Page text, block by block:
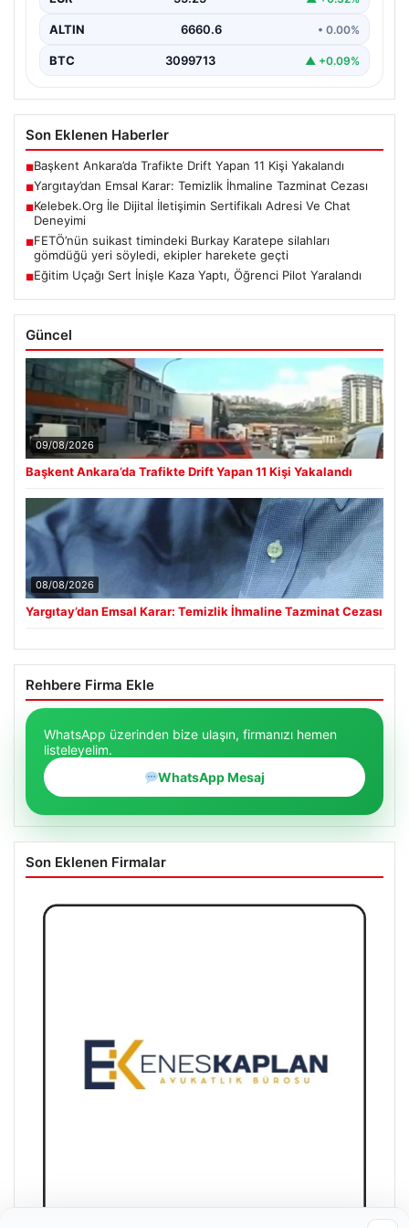
ALTIN 6660.6 • 0.00%
BTC 3099713 ▲ +0.09%
Son Eklenen Haberler
■Başkent Ankara’da Trafikte Drift Yapan 11 Kişi Yakalandı
■Yargıtay’dan Emsal Karar: Temizlik İhmaline Tazminat Cezası
■Kelebek.Org İle Dijital İletişimin Sertifikalı Adresi Ve Chat
Deneyimi
■FETÖ’nün suikast timindeki Burkay Karatepe silahları
gömdüğü yeri söyledi, ekipler harekete geçti
■Eğitim Uçağı Sert İnişle Kaza Yaptı, Öğrenci Pilot Yaralandı
Güncel
09/08/2026
Başkent Ankara’da Trafikte Drift Yapan 11 Kişi Yakalandı
08/08/2026
Yargıtay’dan Emsal Karar: Temizlik İhmaline Tazminat Cezası
Rehbere Firma Ekle
WhatsApp üzerinden bize ulaşın, firmanızı hemen
listeleyelim.
WhatsApp Mesaj
Son Eklenen Firmalar